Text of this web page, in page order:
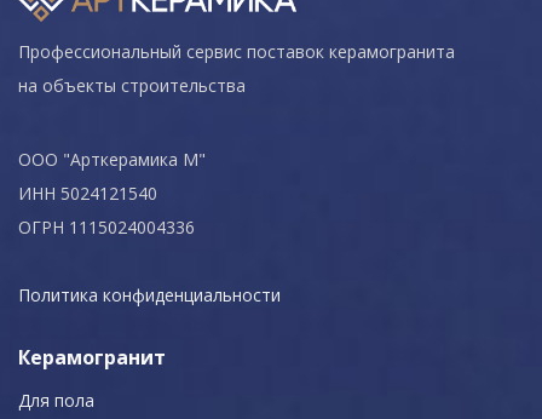
Профессиональный сервис поставок керамогранита
на объекты строительства
ООО "Арткерамика М"
ИНН 5024121540
ОГРН 1115024004336
Политика конфиденциальности
Керамогранит
Для пола